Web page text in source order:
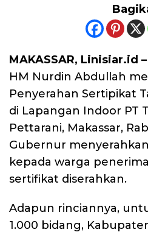
MAKASSAR, Linisiar.id –
HM Nurdin Abdullah
Penyerahan Sertipikat
di Lapangan Indoor PT
Pettarani, Makassar,
Gubernur
kepada warga
sertifikat diserahkan.
Adapun rinciannya,
1.000 bidang,